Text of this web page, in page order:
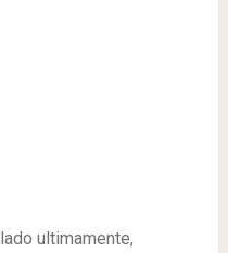
ultimamente,